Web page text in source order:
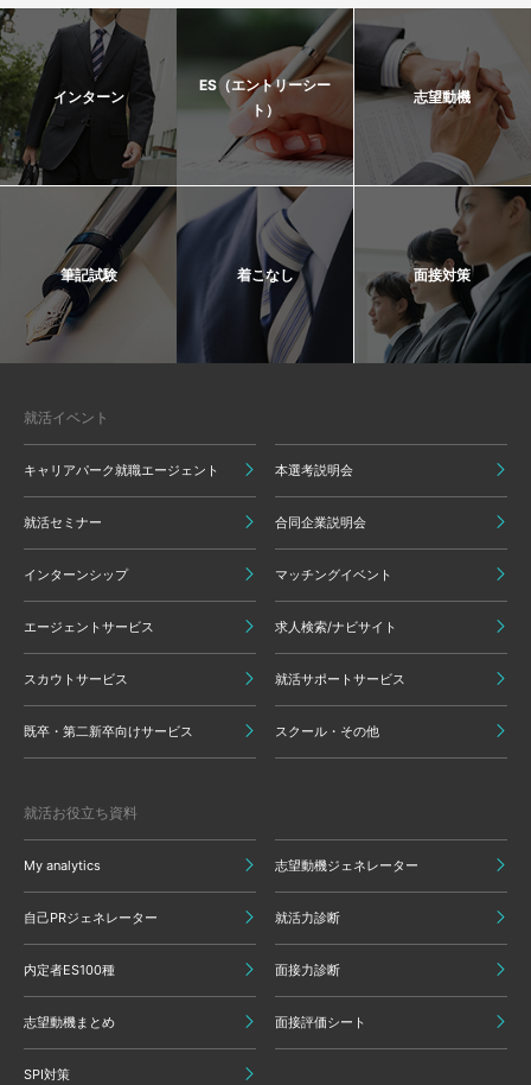
インターン
ES（エントリーシー
ト）
志望動機
筆記試験 着こなし 面接対策
就活イベント
キャリアパーク就職エージェント 本選考説明会
就活セミナー 合同企業説明会
インターンシップ マッチングイベント
エージェントサービス 求人検索/ナビサイト
スカウトサービス 就活サポートサービス
既卒・第二新卒向けサービス スクール・その他
就活お役立ち資料
My analytics 志望動機ジェネレーター
自己PRジェネレーター 就活力診断
内定者ES100種 面接力診断
志望動機まとめ 面接評価シート
SPI対策